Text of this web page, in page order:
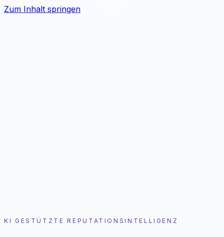
Zum Inhalt springen
Problem
KI GESTÜTZTE REPUTATIONSINTELLIGENZ